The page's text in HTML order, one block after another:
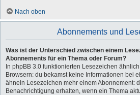
Nach oben
Abonnements und
Was ist der Unterschied zwischen einem
Abonnements für ein Thema oder Forum?
In phpBB 3.0 funktionierten Lesezeichen
Browsern: du bekamst keine Informationen bei
ähneln Lesezeichen mehr einem Abonnement:
Benachrichtigung erhalten, wenn ein Thema